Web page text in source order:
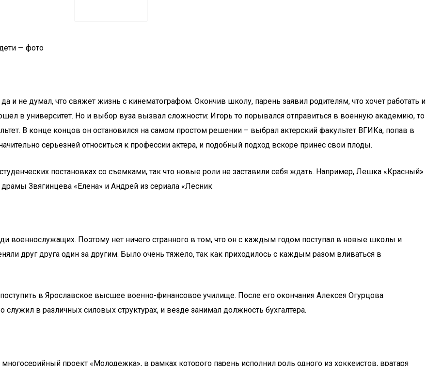
— фото
и не думал, что свяжет жизнь с кинематографом. Окончив школу, парень заявил родителям, что хочет работать и
в университет. Но и выбор вуза вызвал сложности: Игорь то порывался отправиться в военную академию, то
В конце концов он остановился на самом простом решении – выбрал актерский факультет ВГИКа, попав в
серьезней относиться к профессии актера, и подобный подход вскоре принес свои плоды.
постановках со съемками, так что новые роли не заставили себя ждать. Например, Лешка «Красный»
Звягинцева «Елена» и Андрей из сериала «Лесник
военнослужащих. Поэтому нет ничего странного в том, что он с каждым годом поступал в новые школы и
друг друга один за другим. Было очень тяжело, так как приходилось с каждым разом вливаться в
в Ярославское высшее военно-финансовое училище. После его окончания Алексея Огурцова
в различных силовых структурах, и везде занимал должность бухгалтера.
проект «Молодежка», в рамках которого парень исполнил роль одного из хоккеистов, вратаря